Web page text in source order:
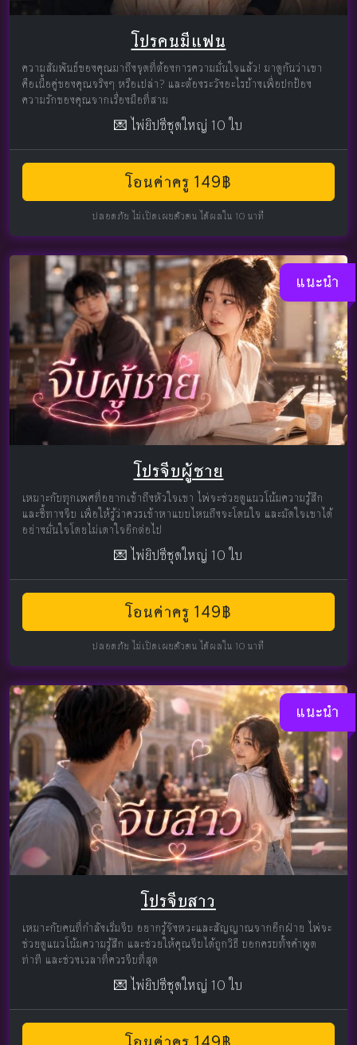
โปรคนมีแฟน
ความสัมพันธ์ของคุณมาถึงจุดที่ต้องการความมั่นใจแล้ว! มาดูกันว่าเขา
คือเนื้อคู่ของคุณจริงๆ หรือเปล่า? และต้องระวังอะไรบ้างเพื่อปกป้อง
ความรักของคุณจากเรื่องมือที่สาม
💌 ไพ่ยิปซีชุดใหญ่ 10 ใบ
โอนค่าครู 149฿
ปลอดภัย ไม่เปิดเผยตัวตน ได้ผลใน 10 นาที
แนะนำ
โปรจีบผู้ชาย
เหมาะกับทุกเพศที่อยากเข้าถึงหัวใจเขา ไพ่จะช่วยดูแนวโน้มความรู้สึก
และชี้ทางจีบ เพื่อให้รู้ว่าควรเข้าหาแบบไหนถึงจะโดนใจ และมัดใจเขาได้
อย่างมั่นใจโดยไม่เดาใจอีกต่อไป
💌 ไพ่ยิปซีชุดใหญ่ 10 ใบ
โอนค่าครู 149฿
ปลอดภัย ไม่เปิดเผยตัวตน ได้ผลใน 10 นาที
แนะนำ
โปรจีบสาว
เหมาะกับคนที่กำลังเริ่มจีบ อยากรู้จังหวะและสัญญาณจากอีกฝ่าย ไพ่จะ
ช่วยดูแนวโน้มความรู้สึก และช่วยให้คุณจีบได้ถูกวิธี บอกครบทั้งคำพูด
ท่าที และช่วงเวลาที่ควรจีบที่สุด
💌 ไพ่ยิปซีชุดใหญ่ 10 ใบ